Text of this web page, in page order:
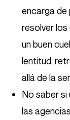
encarga de
resolver los
un buen
lentitud,
allá de la
No saber
las